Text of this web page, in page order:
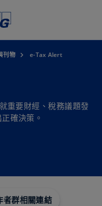
刊物 e-Tax Alert
重要財經、稅務議題發
確決策。
者群相關連結